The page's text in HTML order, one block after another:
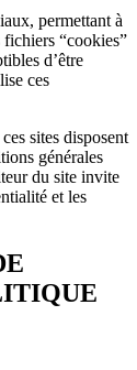
permettant à
“cookies”
d’être
ces
sites disposent
générales
du site invite
et les